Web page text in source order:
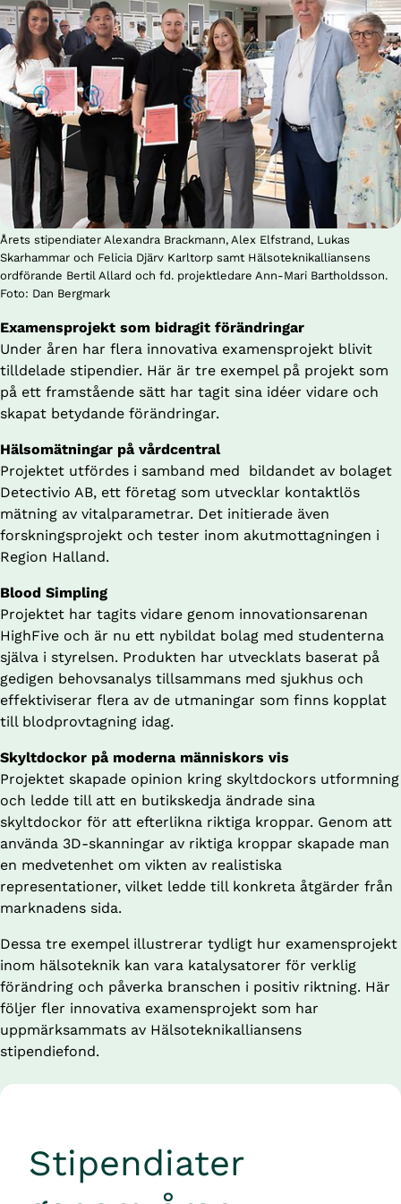
Årets stipendiater Alexandra Brackmann, Alex Elfstrand, Lukas
Skarhammar och Felicia Djärv Karltorp samt Hälsoteknikalliansens
ordförande Bertil Allard och fd. projektledare Ann-Mari Bartholdsson.
Foto: Dan Bergmark
Examensprojekt som bidragit förändringar
Under åren har flera innovativa examensprojekt blivit
tilldelade stipendier. Här är tre exempel på projekt som
på ett framstående sätt har tagit sina idéer vidare och
skapat betydande förändringar.
Hälsomätningar på vårdcentral
Projektet utfördes i samband med
bildandet av bolaget
Detectivio AB, ett företag som utvecklar kontaktlös
mätning av vitalparametrar. Det initierade även
forskningsprojekt och tester inom akutmottagningen i
Region Halland.
Blood Simpling
Projektet har tagits vidare genom innovationsarenan
HighFive och är nu ett nybildat bolag med studenterna
själva i styrelsen. Produkten har utvecklats baserat på
gedigen behovsanalys tillsammans med sjukhus och
effektiviserar flera av de utmaningar som finns kopplat
till blodprovtagning idag.
Skyltdockor på moderna människors vis
Projektet skapade opinion kring skyltdockors utformning
och ledde till att en butikskedja ändrade sina
skyltdockor för att efterlikna riktiga kroppar. Genom att
använda 3D-skanningar av riktiga kroppar skapade man
en medvetenhet om vikten av realistiska
representationer, vilket ledde till konkreta åtgärder från
marknadens sida.
Dessa tre exempel illustrerar tydligt hur examensprojekt
inom hälsoteknik kan vara katalysatorer för verklig
förändring och påverka branschen i positiv riktning. Här
följer fler innovativa examensprojekt som har
uppmärksammats av Hälsoteknikalliansens
stipendiefond.
Stipendiater